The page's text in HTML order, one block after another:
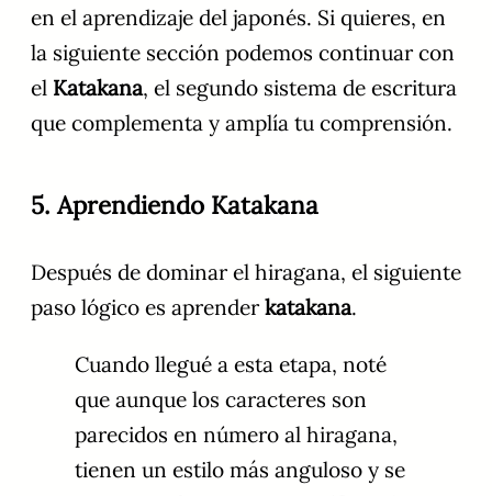
en el aprendizaje del japonés. Si quieres, en
la siguiente sección podemos continuar con
el Katakana, el segundo sistema de escritura
que complementa y amplía tu comprensión.
5. Aprendiendo Katakana
Después de dominar el hiragana, el siguiente
paso lógico es aprenderkatakana.
Cuando llegué a esta etapa, noté
que aunque los caracteres son
parecidos en número al hiragana,
tienen un estilo más anguloso y se